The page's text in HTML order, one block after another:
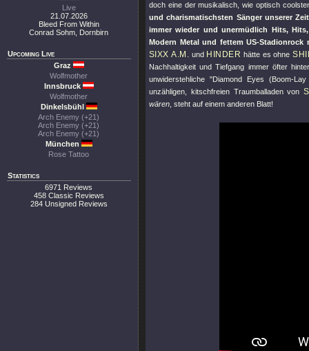
Live
21.07.2026
Bleed From Within
Conrad Sohm, Dornbirn
Upcoming Live
Graz
Wolfmother
Innsbruck
Wolfmother
Dinkelsbühl
Arch Enemy (+21)
Arch Enemy (+21)
Arch Enemy (+21)
München
Rose Tattoo
Statistics
6971 Reviews
458 Classic Reviews
284 Unsigned Reviews
doch eine der musikalisch, wie optisch
und charismatischsten Sänger unserer Zeit
immer wieder und unermüdlich Hits,
Modern Metal und fettem US-
SIXX A.M. und HINDER hätte es ohne
Nachhaltigkeit und Tiefgang immer öfter
unwiderstehliche "Diamond Eyes (Boom-
unzähligen, kitschfreien Traumballaden von
wären , steht auf einem anderen Blatt!